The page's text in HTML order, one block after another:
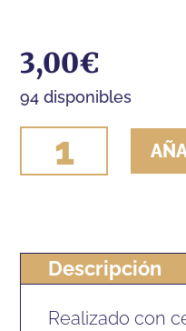
3,00€
94 disponibles
LLAVERO
VAQUERO
CERDA
cantidad
Descripción
Realizado con